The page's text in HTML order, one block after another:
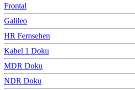
Frontal
Galileo
HR Fernsehen
Kabel 1 Doku
MDR Doku
NDR Doku